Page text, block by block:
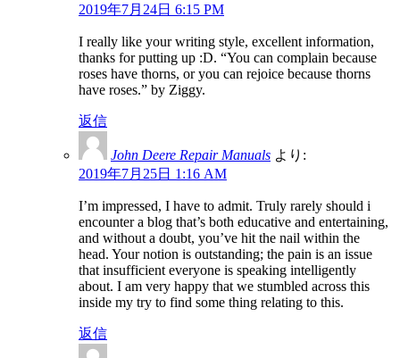
2019年7月24日 6:15 PM
I really like your writing style, excellent information,
thanks for putting up :D. “You can complain because
roses have thorns, or you can rejoice because thorns
have roses.” by Ziggy.
返信
John Deere Repair Manuals より:
2019年7月25日 1:16 AM
I’m impressed, I have to admit. Truly rarely should i
encounter a blog that’s both educative and entertaining,
and without a doubt, you’ve hit the nail within the
head. Your notion is outstanding; the pain is an issue
that insufficient everyone is speaking intelligently
about. I am very happy that we stumbled across this
inside my try to find some thing relating to this.
返信